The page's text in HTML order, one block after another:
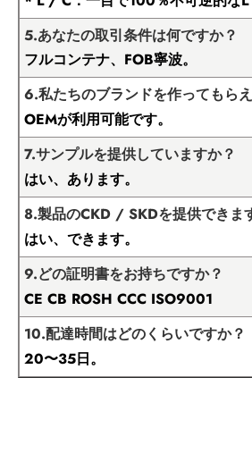
5.あなたの取引条件は何ですか？
フルコンテナ、FOB寧波。
6.私たちのブランドを作ってもら
OEMが利用可能です。
7.サンプルを提供していますか？
はい、あります。
8.製品のCKD / SKDを提供できま
はい、できます。
9.どの証明書をお持ちですか？
CE CB ROSH CCC ISO9001
10.配達時間はどのくらいですか？
20〜35日。